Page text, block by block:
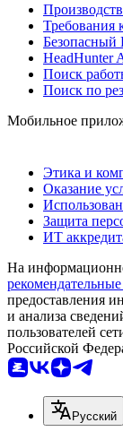
Требования
Безопасный
HeadHunter
Поиск
Поиск по
Мобильное
Этика и
Оказание
Защита
ИТ
На
предоставления
и анализа
пользователей
Российской
Русский